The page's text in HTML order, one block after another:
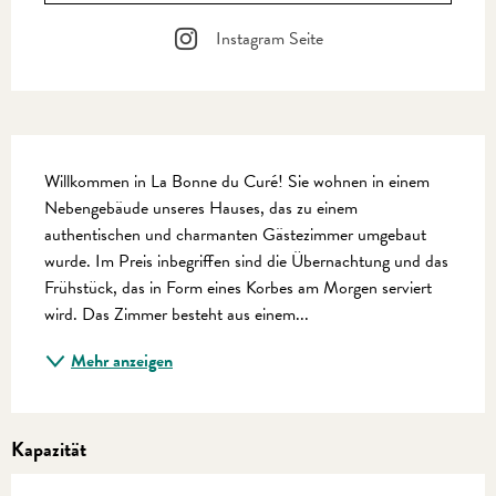
Instagram Seite
Willkommen in La Bonne du Curé! Sie wohnen in einem
Nebengebäude unseres Hauses, das zu einem
authentischen und charmanten Gästezimmer umgebaut
wurde. Im Preis inbegriffen sind die Übernachtung und das
Frühstück, das in Form eines Korbes am Morgen serviert
wird. Das Zimmer besteht aus einem...
Mehr anzeigen
Kapazität